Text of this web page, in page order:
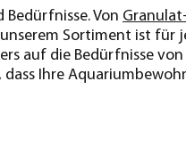
Von
Sortiment ist für
auf die Bedürfnisse
Ihre